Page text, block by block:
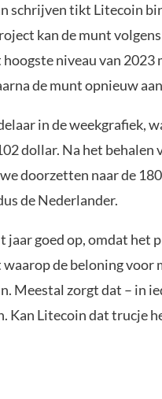
schrijven tikt Litecoin
kan de munt
niveau van
de munt opnieuw
in de weekgrafiek,
dollar. Na het
doorzetten naar de
de Nederlander.
jaar goed op, omdat het
de beloning voor
Meestal zorgt dat – in
Kan Litecoin dat trucje